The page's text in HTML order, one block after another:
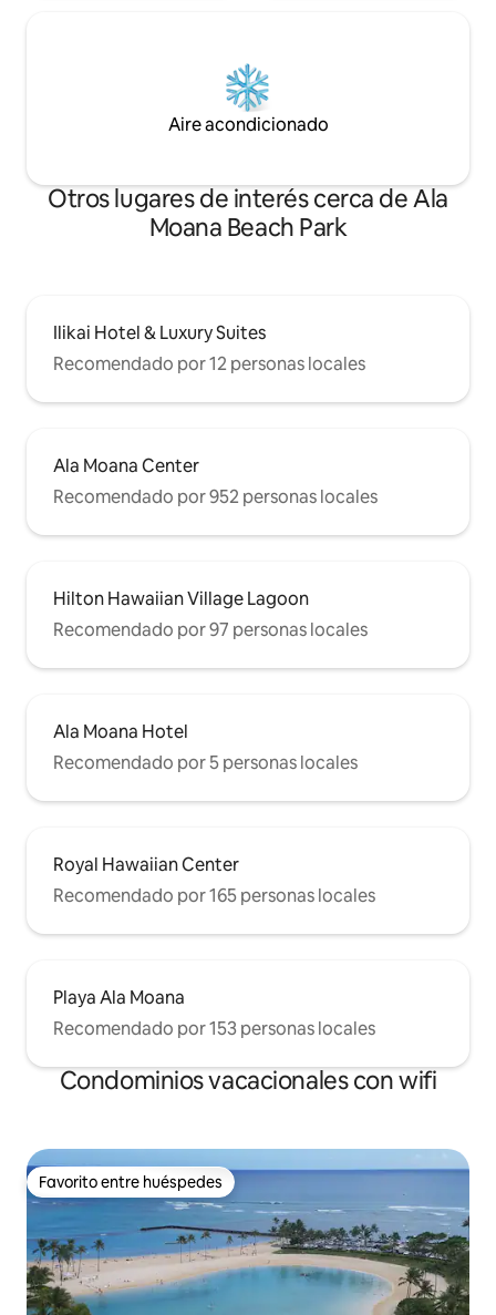
Aire acondicionado
Otros lugares de interés cerca de Ala
Moana Beach Park
Ilikai Hotel & Luxury Suites
Recomendado por 12 personas locales
Ala Moana Center
Recomendado por 952 personas locales
Hilton Hawaiian Village Lagoon
Recomendado por 97 personas locales
Ala Moana Hotel
Recomendado por 5 personas locales
Royal Hawaiian Center
Recomendado por 165 personas locales
Playa Ala Moana
Recomendado por 153 personas locales
Condominios vacacionales con wifi
Favorito entre huéspedes
Favorito entre huéspedes